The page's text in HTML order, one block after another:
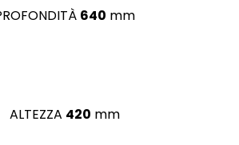
640 mm
ALTEZZA 420 mm